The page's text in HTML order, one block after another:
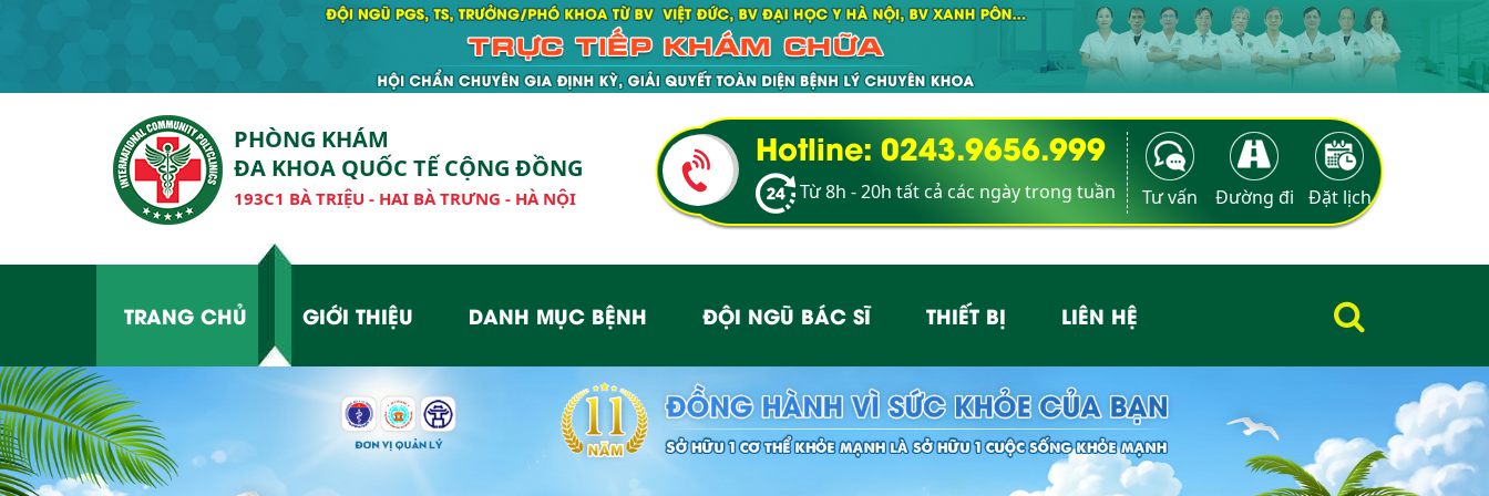
PHÒNG KHÁM
ĐA KHOA QUỐC TẾ CỘNG ĐỒNG
193C1 BÀ TRIỆU - HAI BÀ TRƯNG - HÀ NỘI
Hotline: 0243.9656.999
Từ 8h - 20h tất cả các ngày trong tuần Tư vấn Đường đi Đặt lịch
TRANG CHỦ GIỚI THIỆU DANH MỤC BỆNH ĐỘI NGŨ BÁC SĨ THIẾT BỊ LIÊN HỆ